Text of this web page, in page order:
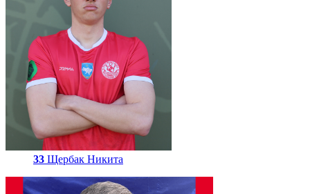
33 Щербак Никита